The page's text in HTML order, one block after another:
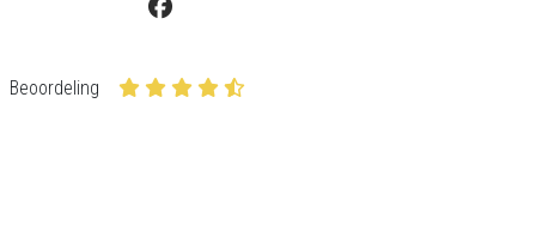
Beoordeling